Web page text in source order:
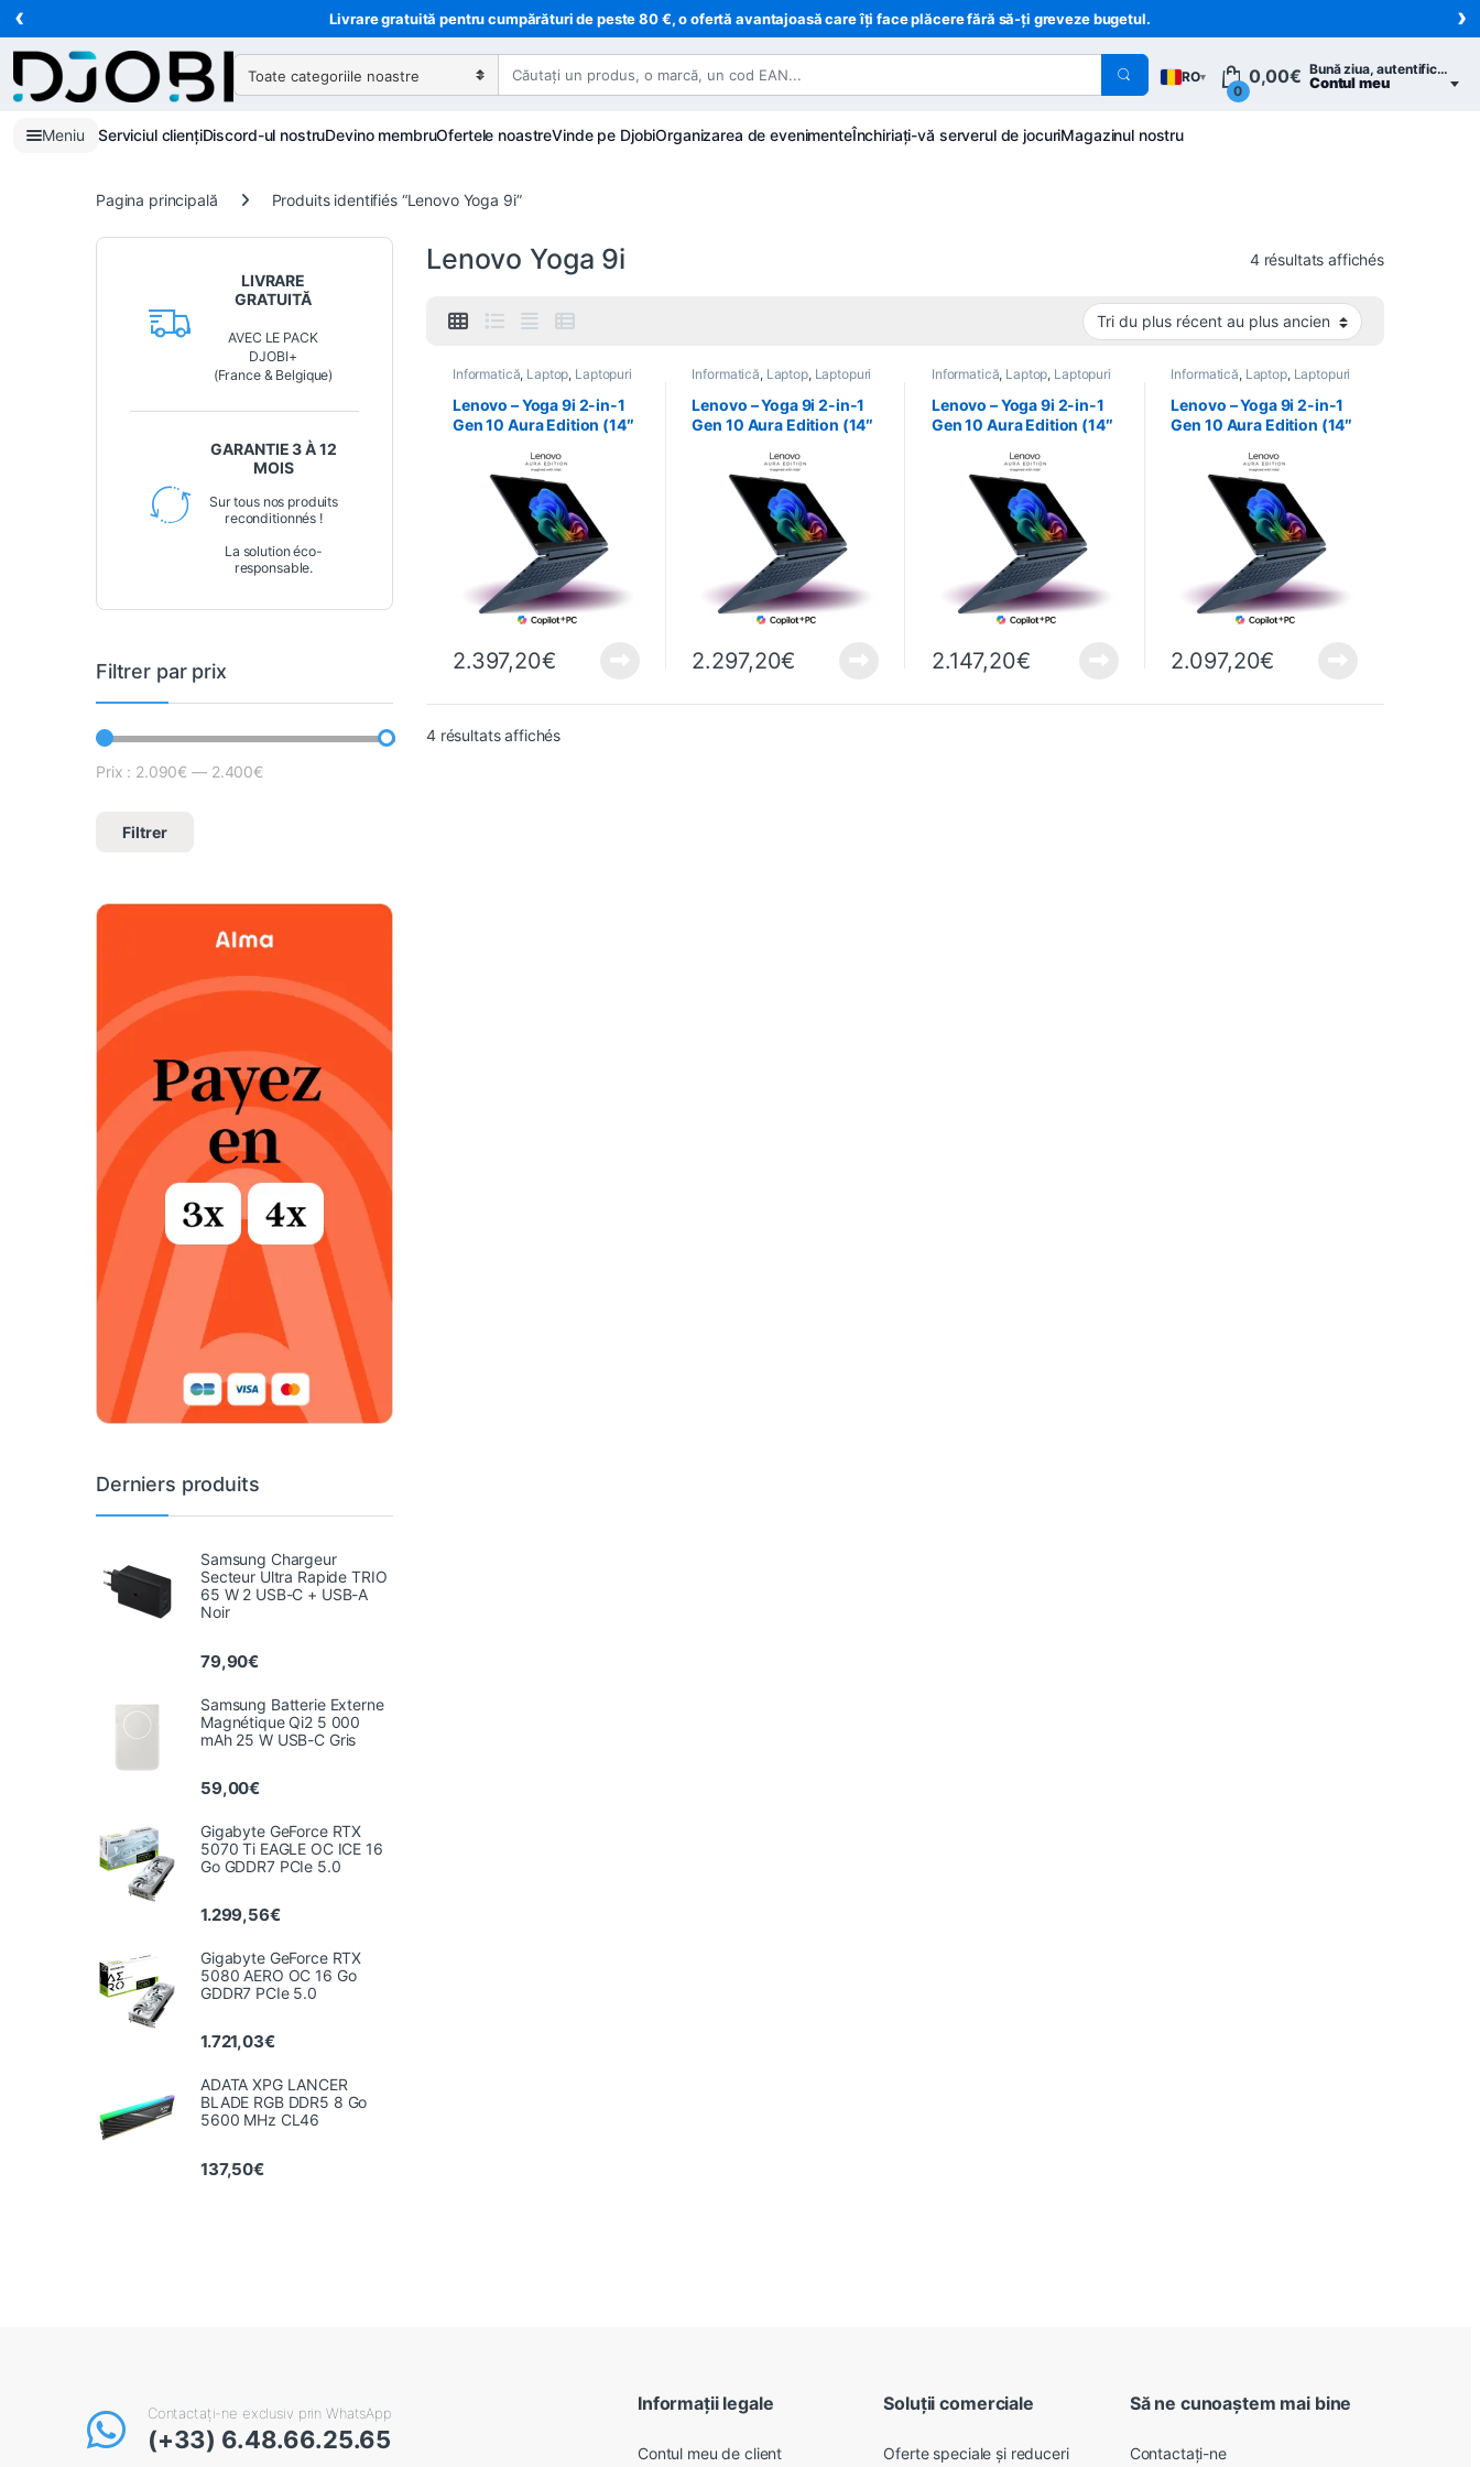
Treci la navigare
Treci la conținut
‹ Livrare gratuită pentru cumpărături de peste 80 €, o ofertă avantajoasă care îți face plăcere fără să-ți greveze bugetul. ›
Căutare:
RO▾ Bună ziua, autentifică-te
Contul meu
0
0,00€
Meniu Serviciul cliențiDiscord-ul nostruDevino membruOfertele noastreVinde pe DjobiOrganizarea de evenimenteÎnchiriați-vă serverul de jocuriMagazinul nostru
Pagina principală Produits identifiés “Lenovo Yoga 9i”
Lenovo Yoga 9i 4 résultats affichésTrié du plus
Informatică, Laptop, Laptopuri
Lenovo – Yoga 9i 2-in-1
Gen 10 Aura Edition (14″
83LCCTO1WWFR4
2.397,20€
Informatică, Laptop, Laptopuri
Lenovo – Yoga 9i 2-in-1
Gen 10 Aura Edition (14″
83LCCTO1WWFR3
2.297,20€
Informatică, Laptop, Laptopuri
Lenovo – Yoga 9i 2-in-1
Gen 10 Aura Edition (14″
83LCCTO1WWFR2
2.147,20€
Informatică, Laptop, Laptopuri
Lenovo – Yoga 9i 2-in-1
Gen 10 Aura Edition (14″
83LCCTO1WWFR1
2.097,20€
4 résultats affichésTrié du plus récent au plus ancien
LIVRARE
GRATUITĂ
AVEC LE PACK
DJOBI+
(France & Belgique)
GARANTIE 3 À 12
MOIS
Sur tous nos produits
reconditionnés !
La solution éco-
responsable.
Filtrer par prix
Prix min
Prix max
Filtrer
Prix : 2.090€ — 2.400€
Derniers produits
Samsung Chargeur
Secteur Ultra Rapide TRIO
65 W 2 USB-C + USB-A
Noir
79,90€
Samsung Batterie Externe
Magnétique Qi2 5 000
mAh 25 W USB-C Gris
59,00€
Gigabyte GeForce RTX
5070 Ti EAGLE OC ICE 16
Go GDDR7 PCIe 5.0
1.299,56€
Gigabyte GeForce RTX
5080 AERO OC 16 Go
GDDR7 PCIe 5.0
1.721,03€
ADATA XPG LANCER
BLADE RGB DDR5 8 Go
5600 MHz CL46
137,50€
Contactați-ne exclusiv prin WhatsApp
(+33) 6.48.66.25.65
Informații legale
Contul meu de client
Soluții comerciale
Oferte speciale și reduceri
Să ne cunoaștem mai bine
Contactați-ne